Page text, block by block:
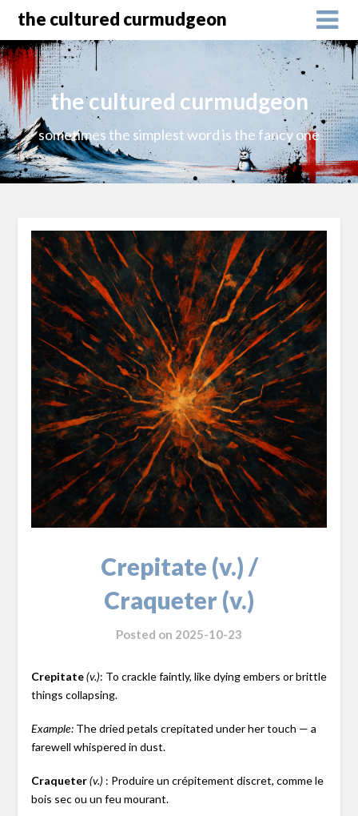
the cultured curmudgeon
the cultured curmudgeon
sometimes the simplest word is the fancy one
Crepitate (v.) /
Craqueter (v.)
Posted on 2025-10-23
Crepitate (v.): To crackle faintly, like dying embers or brittle
things collapsing.
Example:The dried petals crepitated under her touch — a
farewell whispered in dust.
Craqueter (v.) : Produire un crépitement discret, comme le
bois sec ou un feu mourant.